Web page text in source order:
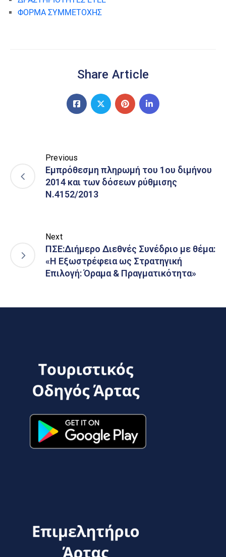
ΦΟΡΜΑ ΣΥΜΜΕΤΟΧΗΣ
Share Article
Previous
Εμπρόθεσμη πληρωμή του 1ου διμήνου
2014 και των δόσεων ρύθμισης
Ν.4152/2013
Next
ΠΣΕ:Διήμερο Διεθνές Συνέδριο με θέμα:
«Η Εξωστρέφεια ως Στρατηγική
Επιλογή: Όραμα & Πραγματικότητα»